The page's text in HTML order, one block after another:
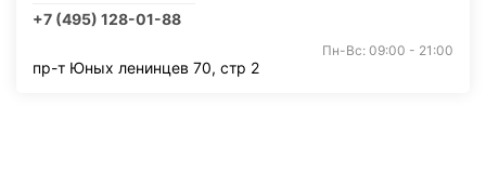
+7 (495) 128-01-88
Пн-Вс: 09:00 - 21:00
пр-т Юных ленинцев 70, стр 2